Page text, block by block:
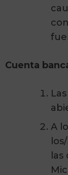
Cuenta
A